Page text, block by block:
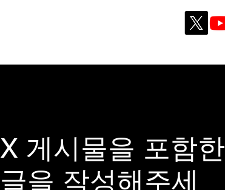
X 게시물을 포함한
​글을 작성해주세